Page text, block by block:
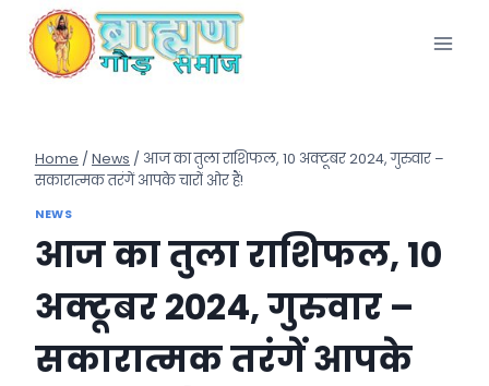
content
Home / News / आज का तुला राशिफल, 10 अक्टूबर 2024, गुरुवार –
सकारात्मक तरंगें आपके चारों ओर हैं!
NEWS
आज का तुला राशिफल, 10
अक्टूबर 2024, गुरुवार –
सकारात्मक तरंगें आपके